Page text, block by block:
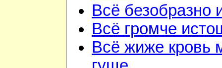
Всё безобразно
Всё громче
Всё жиже кровь